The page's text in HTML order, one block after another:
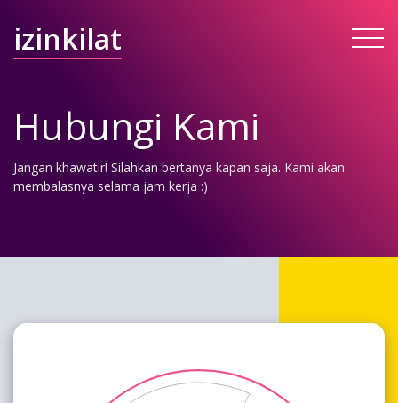
izinkilat
Hubungi Kami
Jangan khawatir! Silahkan bertanya kapan saja. Kami akan
membalasnya selama jam kerja :)